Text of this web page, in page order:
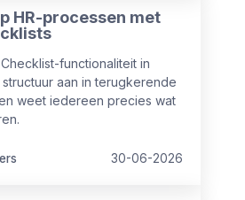
HR-processen met
functionaliteit in
aan in terugkerende
weet iedereen precies wat
30-06-2026